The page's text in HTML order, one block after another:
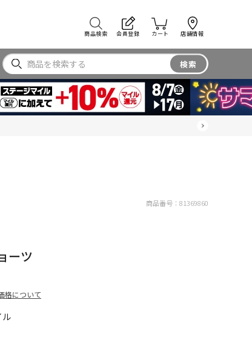
商品検索 会員登録 カート 店舗情報
検索
ル
ーツ
格について
商品番号： 81369860